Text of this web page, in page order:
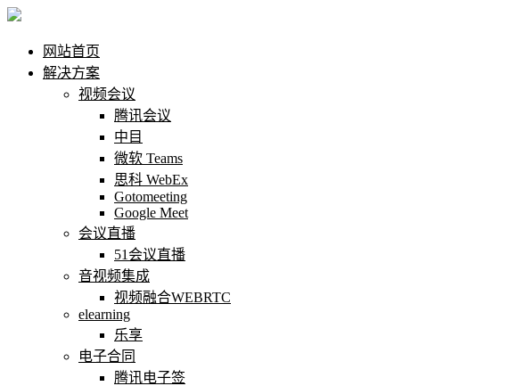
网站首页
解决方案
视频会议
腾讯会议
中目
微软 Teams
思科 WebEx
Gotomeeting
Google Meet
会议直播
51会议直播
音视频集成
视频融合WEBRTC
elearning
乐享
电子合同
腾讯电子签